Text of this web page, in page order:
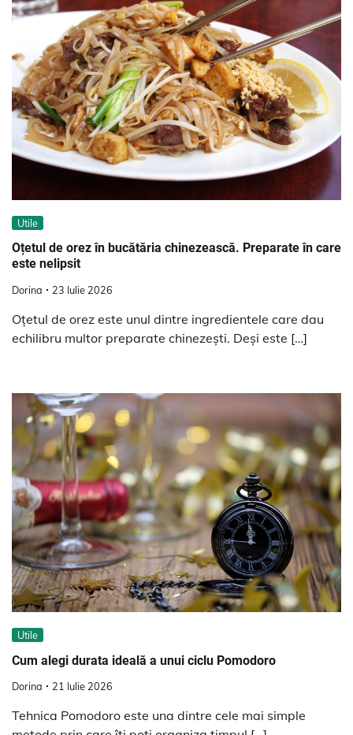
Utile
Oțetul de orez în bucătăria chinezească. Preparate în care
este nelipsit
Dorina 23 Iulie 2026
Oțetul de orez este unul dintre ingredientele care dau
echilibru multor preparate chinezești. Deși este […]
Utile
Cum alegi durata ideală a unui ciclu Pomodoro
Dorina 21 Iulie 2026
Tehnica Pomodoro este una dintre cele mai simple